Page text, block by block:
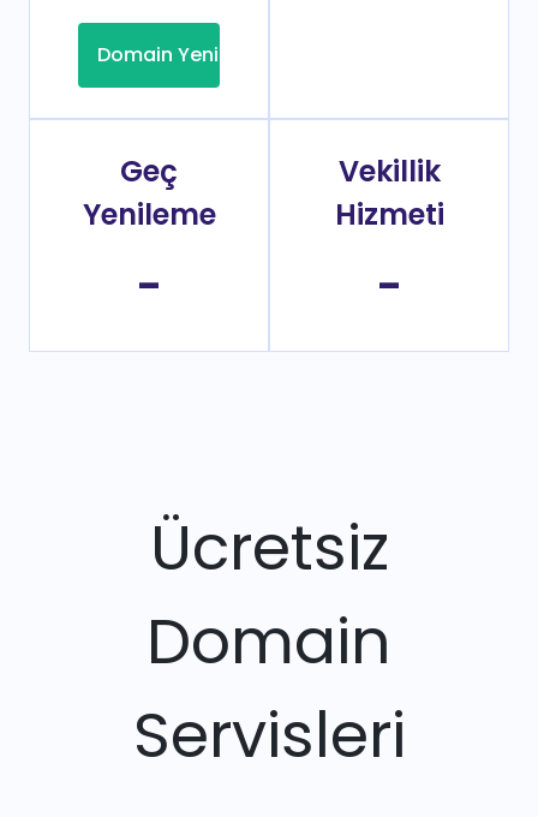
Domain Yenileme
Geç
Yenileme
-
Vekillik
Hizmeti
-
Ücretsiz
Domain
Servisleri